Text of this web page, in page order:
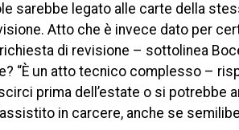
sarebbe legato alle carte della
Atto che è invece dato per
di revisione – sottolinea
“È un atto tecnico complesso –
prima dell’estate o si potrebbe
in carcere, anche se